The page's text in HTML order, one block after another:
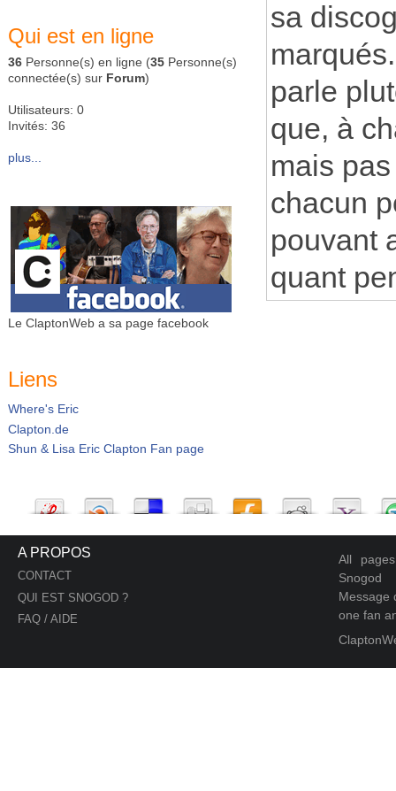
Qui est en ligne
36 Personne(s) en ligne (35 Personne(s)
connectée(s) sur Forum)
Utilisateurs: 0
Invités: 36
plus...
Le ClaptonWeb a sa page facebook
Liens
Where's Eric
Clapton.de
Shun & Lisa Eric Clapton Fan page
sa
parle
que, à
mais
chacun
pouvant
quant
A PROPOS
CONTACT
QUI EST SNOGOD ?
FAQ / AIDE
All
Snogod
Message
one fan